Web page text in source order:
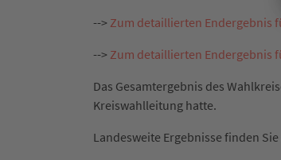
--> Zum detaillierten Endergebnis
--> Zum detaillierten Endergebnis
Das Gesamtergebnis des
Kreiswahlleitung hatte.
Landesweite Ergebnisse finden